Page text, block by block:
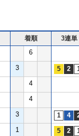
着順
3連単
6
3
4
4
3
1